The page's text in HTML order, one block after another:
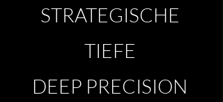
STRATEGISCHE
TIEFE
DEEP PRECISION